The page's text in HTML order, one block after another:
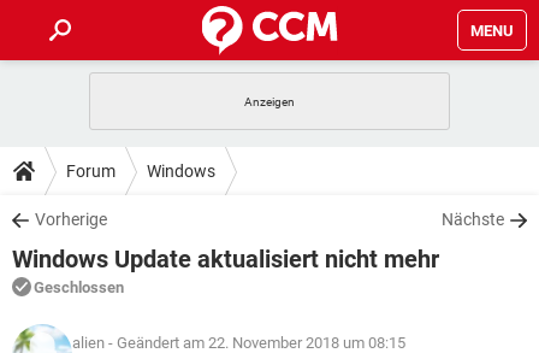
MENU
ANDROID
WINDOWS 10
WHATSAPP TIKTOK
FACEBOOK
TIPPS & TRICKS
SPIELE
WINDOWS 10
WHATSAPP
DOWNLOADS
SPIELE STREAMING
ANDROID
WINDOWS 10 INSTAGRAM
FORUM
SPIELE
LEXIKON
Forum Windows
Vorherige Nächste
Windows Update aktualisiert nicht mehr
Geschlossen
alien - Geändert am 22. November 2018 um 08:15